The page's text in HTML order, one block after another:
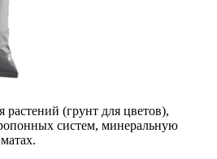
растений (грунт для цветов),
систем, минеральную